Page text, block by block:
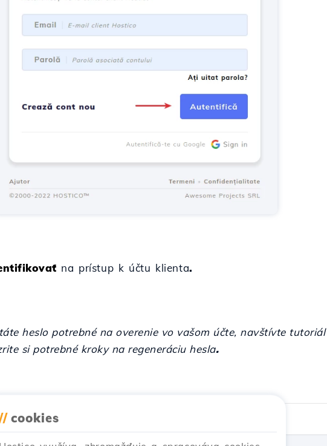
na prístup k účtu klienta.
heslo potrebné na overenie vo vašom účte, navštívte tutoriál
si potrebné kroky na regeneráciu hesla.
cookies